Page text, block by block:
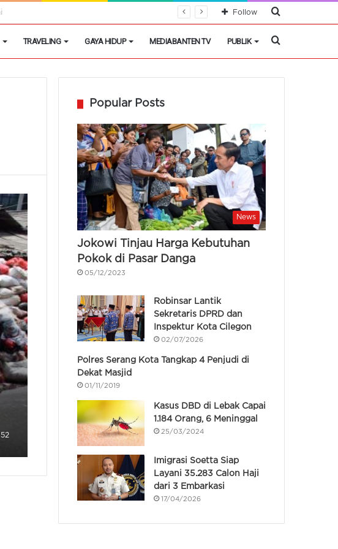
Cari
Follow
TRAVELING GAYA HIDUP MEDIABANTEN TV PUBLIK Cari
52
Popular Posts
News
Jokowi Tinjau Harga Kebutuhan
Pokok di Pasar Danga
05/12/2023
Robinsar Lantik
Sekretaris DPRD dan
Inspektur Kota Cilegon
02/07/2026
Polres Serang Kota Tangkap 4 Penjudi di
Dekat Masjid
01/11/2019
Kasus DBD di Lebak Capai
1.184 Orang, 6 Meninggal
25/03/2024
Imigrasi Soetta Siap
Layani 35.283 Calon Haji
dari 3 Embarkasi
17/04/2026